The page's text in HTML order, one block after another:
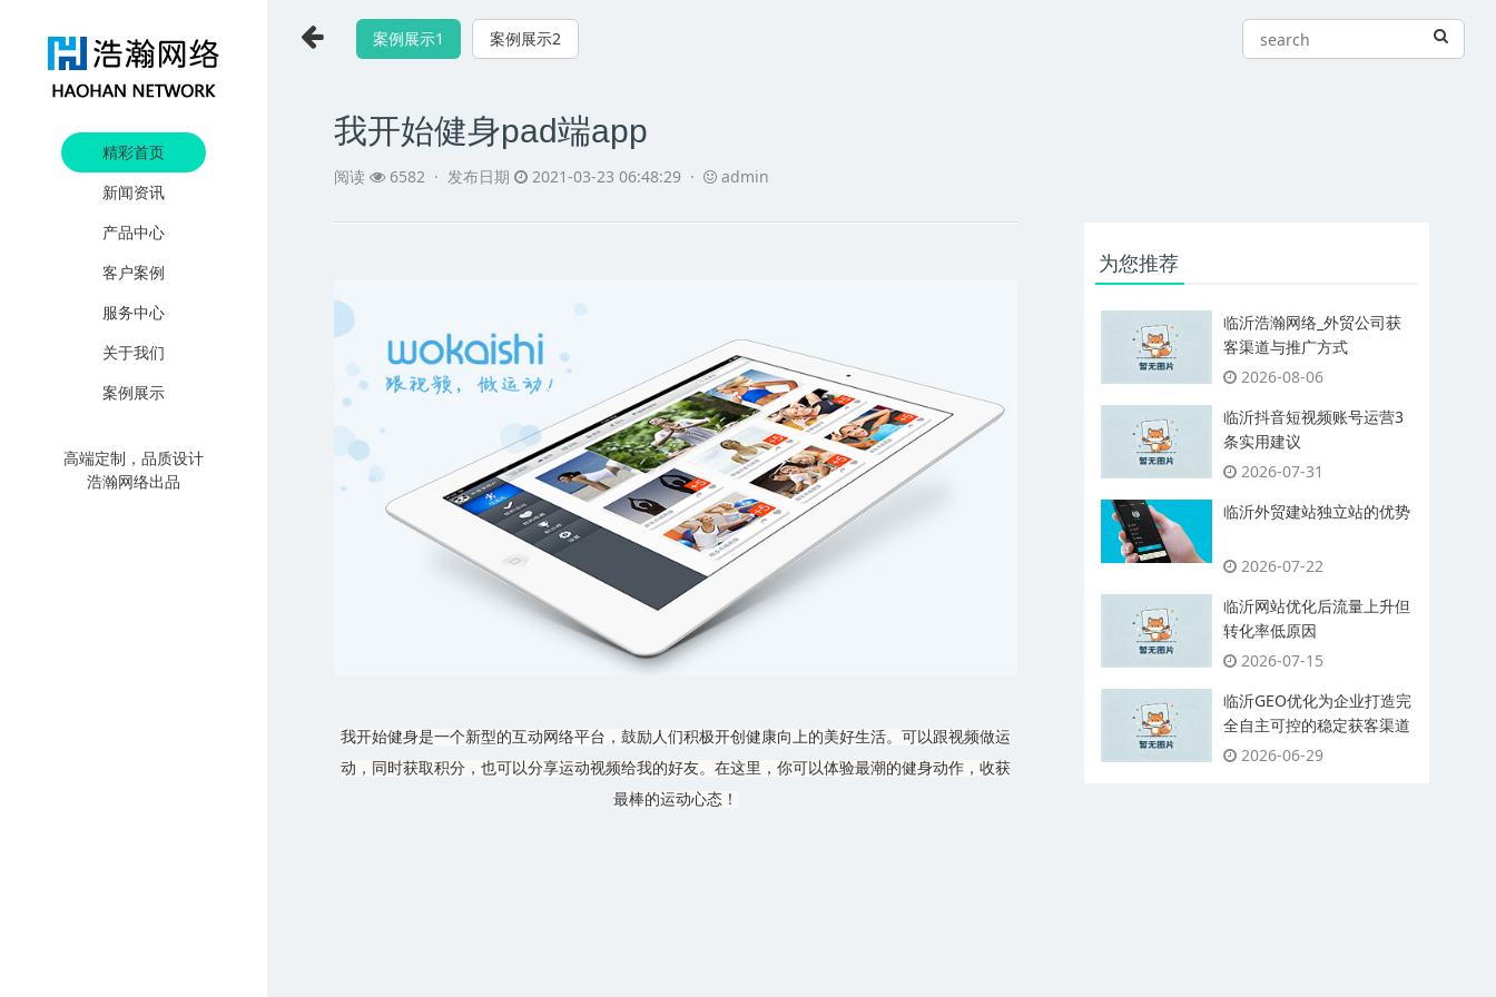
精彩首页
新闻资讯
产品中心
客户案例
服务中心
关于我们
案例展示
高端定制，品质设计
浩瀚网络出品
案例展示1 案例展示2
我开始健身pad端app
阅读 6582 · 发布日期 2021-03-23 06:48:29 · admin
我开始健身是一个新型的互动网络平台，鼓励人们积极开创健康向上的美好生活。可以跟视频做运
动，同时获取积分，也可以分享运动视频给我的好友。在这里，你可以体验最潮的健身动作，收获
最棒的运动心态！
为您推荐
临沂浩瀚网络_外贸公司获
客渠道与推广方式
2026-08-06
临沂抖音短视频账号运营3
条实用建议
2026-07-31
临沂外贸建站独立站的优势
2026-07-22
临沂网站优化后流量上升但
转化率低原因
2026-07-15
临沂GEO优化为企业打造完
全自主可控的稳定获客渠道
2026-06-29